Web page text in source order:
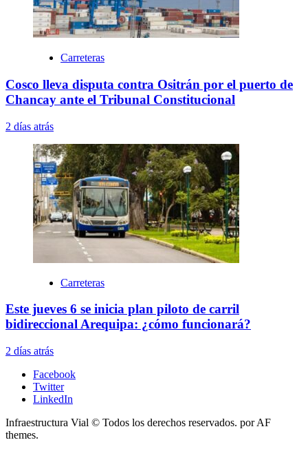
Carreteras
Cosco lleva disputa contra Ositrán por el puerto de
Chancay ante el Tribunal Constitucional
2 días atrás
Carreteras
Este jueves 6 se inicia plan piloto de carril
bidireccional Arequipa: ¿cómo funcionará?
2 días atrás
Facebook
Twitter
LinkedIn
Infraestructura Vial © Todos los derechos reservados. por AF
themes.